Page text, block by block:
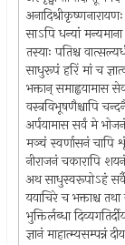
साऽपि धन्यां
तस्याः पतिश्च
साधुरूपं हरिं मां च
भक्तान् समाह्वयामास
वस्त्रविभूषणैश्चापि
अर्पयामास सर्वं मे
मञ्चं स्वर्णासनं चापि
नीराजनं चकारापि
अथ साधुस्वरूपोऽहं
ययाचिरे च भक्ताश्च
भुक्तिर्लब्धा
ज्ञानं माहात्म्यसम्पन्नं